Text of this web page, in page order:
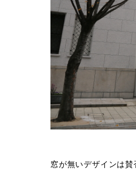
窓が無いデザインは